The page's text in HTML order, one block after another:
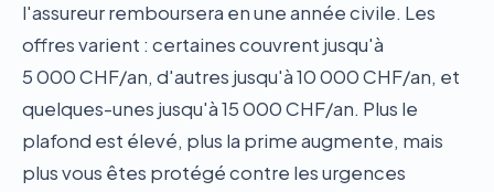
l'assureur remboursera en une année civile. Les
offres varient : certaines couvrent jusqu'à
5 000 CHF/an, d'autres jusqu'à 10 000 CHF/an, et
quelques-unes jusqu'à 15 000 CHF/an. Plus le
plafond est élevé, plus la prime augmente, mais
plus vous êtes protégé contre les urgences